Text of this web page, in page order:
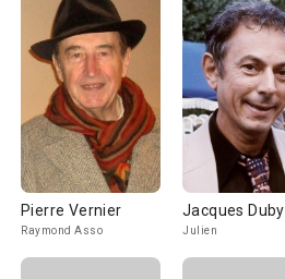
Pierre Vernier
Raymond Asso
Jacques Duby
Julien